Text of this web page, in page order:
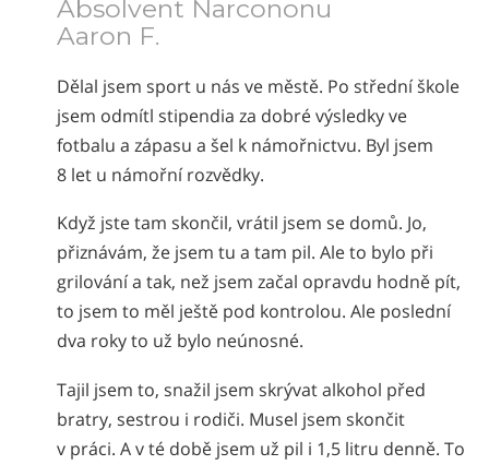
Absolvent Narcononu
Aaron F.
Dělal jsem sport u nás ve městě. Po střední škole
jsem odmítl stipendia za dobré výsledky ve
fotbalu a zápasu a šel k námořnictvu. Byl jsem
8 let u námořní rozvědky.
Když jste tam skončil, vrátil jsem se domů. Jo,
přiznávám, že jsem tu a tam pil. Ale to bylo při
grilování a tak, než jsem začal opravdu hodně pít,
to jsem to měl ještě pod kontrolou. Ale poslední
dva roky to už bylo neúnosné.
Tajil jsem to, snažil jsem skrývat alkohol před
bratry, sestrou i rodiči. Musel jsem skončit
v práci. A v té době jsem už pil i 1,5 litru denně. To